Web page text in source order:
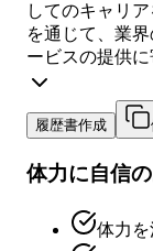
してのキャリ
を通じて、業
ービスの提供に
履歴書作成
体力に自信
体力